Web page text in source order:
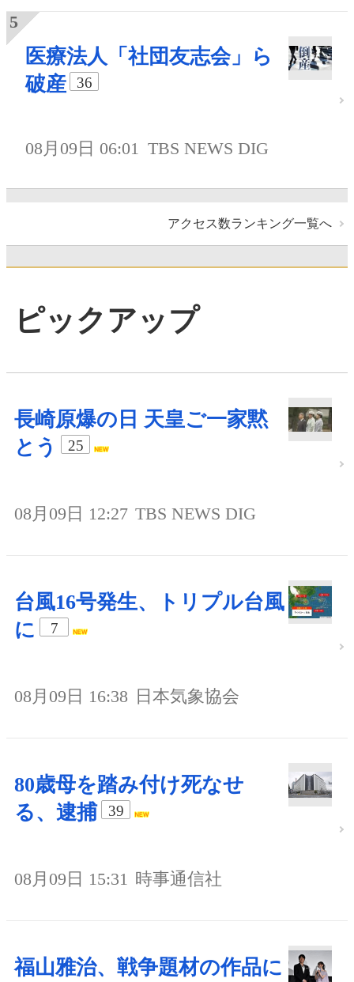
医療法人「社団友志会」ら
破産
36
08月09日 06:01 TBS NEWS DIG
アクセス数ランキング一覧へ
ピックアップ
長崎原爆の日 天皇ご一家黙
とう
25
08月09日 12:27 TBS NEWS DIG
台風16号発生、トリプル台風
に
7
08月09日 16:38 日本気象協会
80歳母を踏み付け死なせ
る、逮捕
39
08月09日 15:31 時事通信社
福山雅治、戦争題材の作品に